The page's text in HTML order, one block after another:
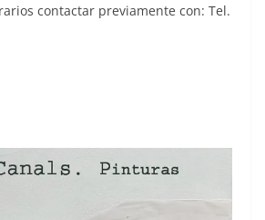
contactar previamente con: Tel.